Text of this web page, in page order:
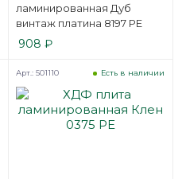
ламинированная Дуб
винтаж платина 8197 PE
908 ₽
Есть в наличии
Арт.: 501110